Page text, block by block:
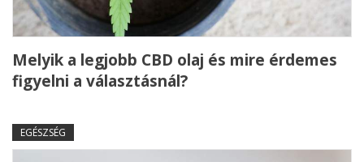
Melyik a legjobb CBD olaj és mire érdemes
figyelni a választásnál?
EGÉSZSÉG